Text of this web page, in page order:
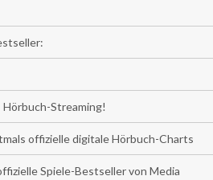
Streaming!
offizielle digitale Hörbuch-Charts
Spiele-Bestseller von Media